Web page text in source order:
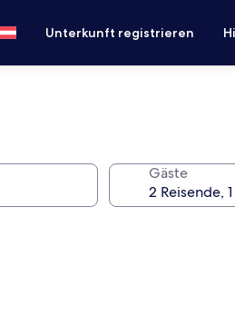
Unterkunft registrieren
Gäste